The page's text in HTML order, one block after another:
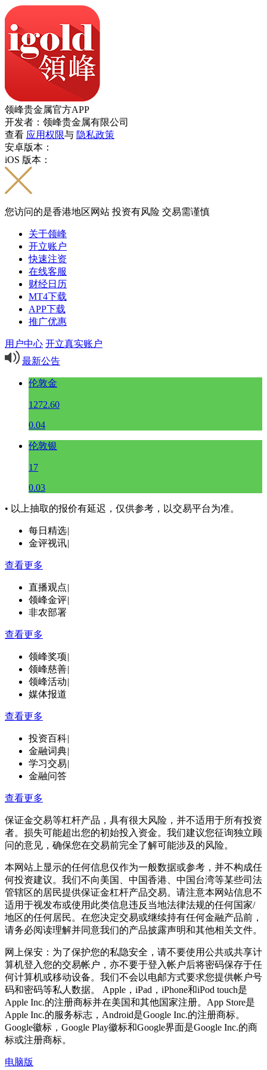
领峰贵金属官方APP
开发者：领峰贵金属有限公司
查看 应用权限与 隐私政策
安卓版本：
iOS 版本：
您访问的是香港地区网站 投资有风险 交易需谨慎
关于领峰
开立账户
快速注资
在线客服
财经日历
MT4下载
APP下载
推广优惠
用户中心 开立真实账户
最新公告
伦敦金
1272.60
0.04
伦敦银
17
0.03
• 以上抽取的报价有延迟，仅供参考，以交易平台为准。
每日精选|
金评视讯|
查看更多
直播观点|
领峰金评|
非农部署
查看更多
领峰奖项|
领峰慈善|
领峰活动|
媒体报道
查看更多
投资百科|
金融词典|
学习交易|
金融问答
查看更多
保证金交易等杠杆产品，具有很大风险，并不适用于所有投资
者。损失可能超出您的初始投入资金。我们建议您征询独立顾
问的意见，确保您在交易前完全了解可能涉及的风险。
本网站上显示的任何信息仅作为一般数据或参考，并不构成任
何投资建议。我们不向美国、中国香港、中国台湾等某些司法
管辖区的居民提供保证金杠杆产品交易。请注意本网站信息不
适用于视发布或使用此类信息违反当地法律法规的任何国家/
地区的任何居民。在您决定交易或继续持有任何金融产品前，
请务必阅读理解并同意我们的产品披露声明和其他相关文件。
网上保安：为了保护您的私隐安全，请不要使用公共或共享计
算机登入您的交易帐户，亦不要于登入帐户后将密码保存于任
何计算机或移动设备。我们不会以电邮方式要求您提供帐户号
码和密码等私人数据。 Apple，iPad，iPhone和iPod touch是
Apple Inc.的注册商标并在美国和其他国家注册。App Store是
Apple Inc.的服务标志，Android是Google Inc.的注册商标。
Google徽标，Google Play徽标和Google界面是Google Inc.的商
标或注册商标。
电脑版